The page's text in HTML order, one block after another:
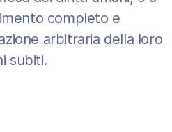
completo e
arbitraria della loro
subiti.